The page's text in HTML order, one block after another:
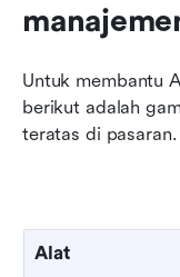
Untuk membantu
berikut adalah
teratas di pasaran.
Alat